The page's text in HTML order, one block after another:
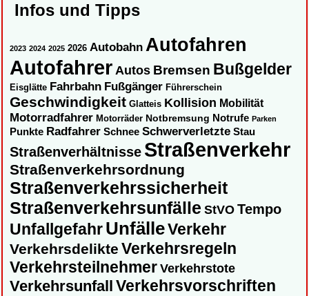
Infos und Tipps
2023 2024 2025 2026 Autobahn Autofahren
AutofahrerAutos Bremsen Bußgelder
Eisglätte Fahrbahn Fußgänger Führerschein
Geschwindigkeit Glatteis Kollision Mobilität
Motorradfahrer Motorräder Notbremsung Notrufe Parken
Punkte Radfahrer Schnee Schwerverletzte Stau
Straßenverhältnisse Straßenverkehr
Straßenverkehrsordnung
Straßenverkehrssicherheit
Straßenverkehrsunfälle StVOTempo
UnfallgefahrUnfälleVerkehr
Verkehrsdelikte Verkehrsregeln
Verkehrsteilnehmer Verkehrstote
Verkehrsunfall Verkehrsvorschriften